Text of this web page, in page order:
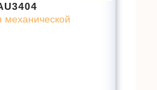
механической